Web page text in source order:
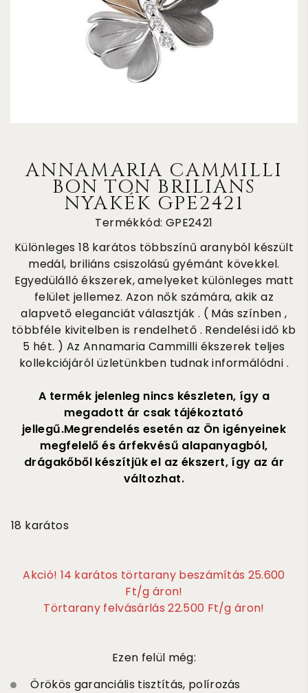
ANNAMARIA CAMMILLI
BON TON BRILIÁNS
NYAKÉK GPE2421
Termékkód: GPE2421
Különleges 18 karátos többszínű aranyból készült
medál, briliáns csiszolású gyémánt kövekkel.
Egyedülálló ékszerek, amelyeket különleges matt
felület jellemez. Azon nők számára, akik az
alapvető eleganciát választják . ( Más színben ,
többféle kivitelben is rendelhető . Rendelési idő kb
5 hét. ) Az Annamaria Cammilli ékszerek teljes
kollekciójáról üzletünkben tudnak informálódni .
A termék jelenleg nincs készleten, így a
megadott ár csak tájékoztató
jellegű.Megrendelés esetén az Ön igényeinek
megfelelő és árfekvésű alapanyagból,
drágakőből készítjük el az ékszert, így az ár
változhat.
18 karátos
Akció! 14 karátos törtarany beszámítás 25.600
Ft/g áron!
Törtarany felvásárlás 22.500 Ft/g áron!
Ezen felül még:
Örökös garanciális tisztítás, polírozás